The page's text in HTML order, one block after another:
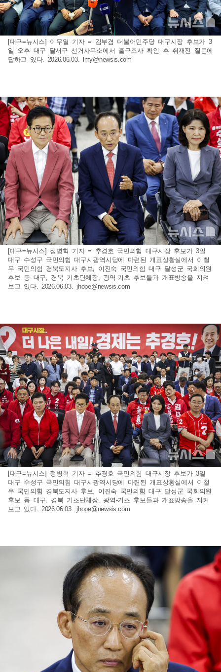
[대구=뉴시스] 이무열 기자 = 김부겸 더불어민주당 대구시장 후보가 3
일 오후 대구 달서구 선거사무소에서 출구조사 확인 후 취재진 질문에
답하고 있다. 2026.06.03.
lmy@newsis.com
[대구=뉴시스] 정병혁 기자 = 추경호 국민의힘 대구시장 후보가 3일
대구 수성구 국민의힘 대구시광역시당에 마련된 개표상황실에서 이철
우 국민의힘 경북도지사 후보, 이진숙 국민의힘 대구 달성군 국회의원
후보 등 대구, 경북 기초단체장, 광역-기초 후보들과 개표방송을 지켜
보고 있다. 2026.06.03. jhope@newsis.com
[대구=뉴시스] 정병혁 기자 = 추경호 국민의힘 대구시장 후보가 3일
대구 수성구 국민의힘 대구시광역시당에 마련된 개표상황실에서 이철
우 국민의힘 경북도지사 후보, 이진숙 국민의힘 대구 달성군 국회의원
후보 등 대구, 경북 기초단체장, 광역-기초 후보들과 개표방송을 지켜
보고 있다. 2026.06.03. jhope@newsis.com